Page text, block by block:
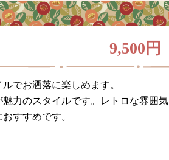
9,500円
でお洒落に楽しめます。
力のスタイルです。レトロな雰囲気
すすめです。